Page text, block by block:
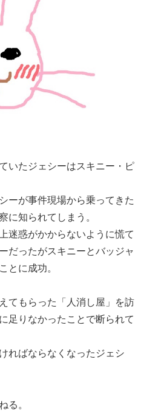
いたジェシーはスキニー・ピ
ーが事件現場から乗ってきた
に知られてしまう。
迷惑がかからないように慌て
だったがスキニーとバッジャ
とに成功。
てもらった「人消し屋」を訪
足りなかったことで断られて
ればならなくなったジェシ
る。